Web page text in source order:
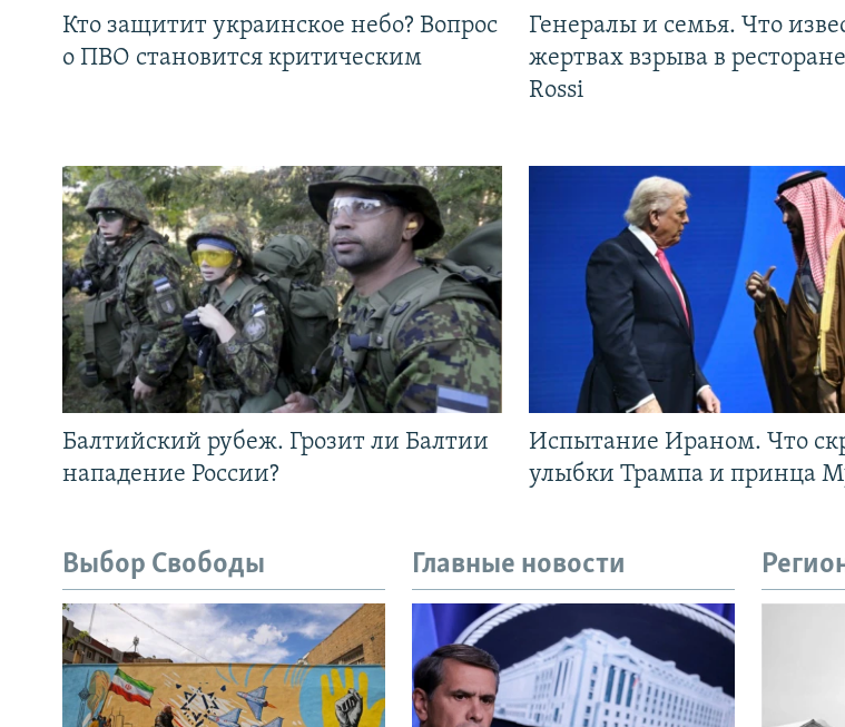
Кто защитит украинское небо? Вопрос
о ПВО становится критическим
Генералы и семья. Что
жертвах взрыва в
Rossi
Балтийский рубеж. Грозит ли Балтии
нападение России?
Испытание Ираном. Что
улыбки Трампа и принца
Выбор Свободы Главные новости